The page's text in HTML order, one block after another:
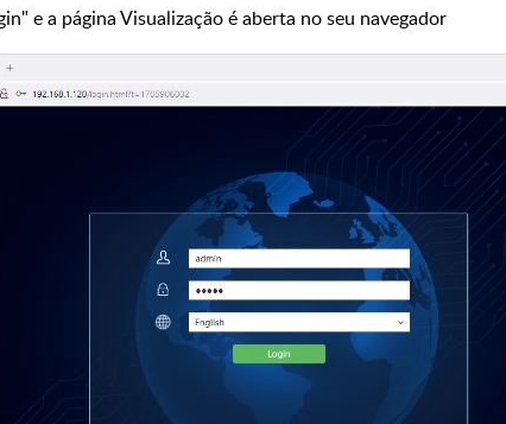
e a página Visualização é aberta no seu navegador